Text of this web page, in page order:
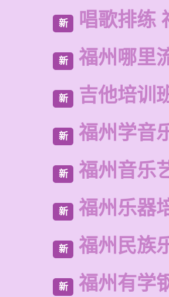
新 唱歌排练
新 福州哪里
新 吉他培训
新 福州学音
新 福州音乐
新 福州乐器
新 福州民族
新 福州有学